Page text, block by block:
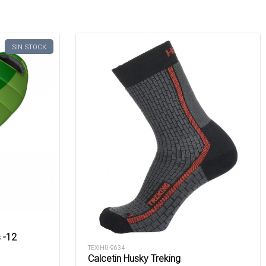
SIN STOCK
-12
TEXIHU-9634
Calcetin Husky Treking